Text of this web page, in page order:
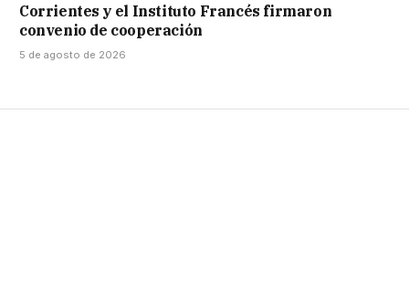
Corrientes y el Instituto Francés firmaron
convenio de cooperación
5 de agosto de 2026